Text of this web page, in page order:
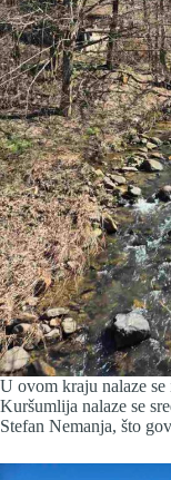
U ovom kraju nalaze
Kuršumlija nalaze se
Stefan Nemanja, što